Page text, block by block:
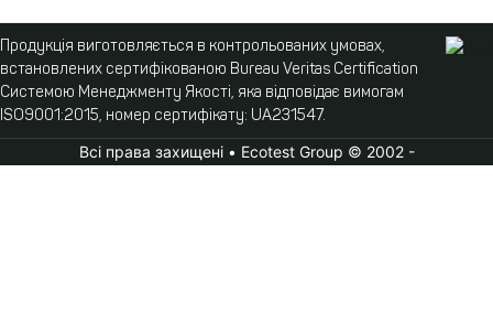
Продукція виготовляється в контрольованих умовах,
встановлених сертифікованою Bureau Veritas Certification
Системою Менеджменту Якості, яка відповідає вимогам
ISO9001:2015, номер сертифікату: UA231547.
Всі права захищені • Ecotest Group © 2002 -